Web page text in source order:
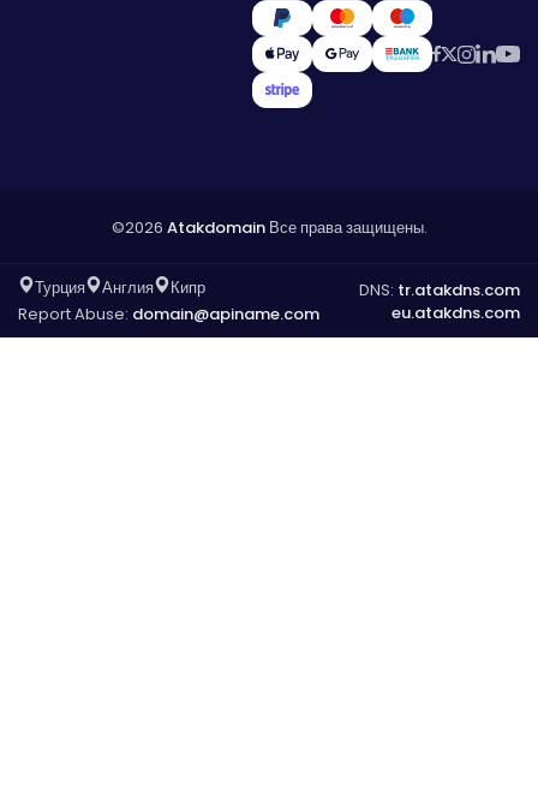
©2026 AtakdomainВсе права защищены.
Турция Англия
Кипр
Report Abuse: domain@apiname.com
DNS: tr.atakdns.com
eu.atakdns.com